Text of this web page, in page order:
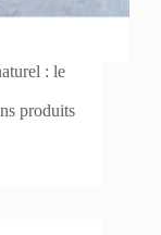
: le
produits